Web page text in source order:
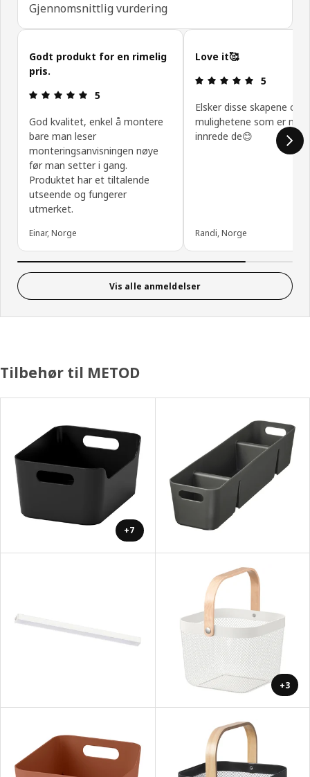
Gjennomsnittlig vurdering
Hopp over kundeanmeldelser
Godt produkt for en rimelig
pris.
Produktomtale: 5 ingen kundevurdering 5
5
God kvalitet, enkel å montere
bare man leser
monteringsanvisningen nøye
før man setter i gang.
Produktet har et tiltalende
utseende og fungerer
utmerket.
Einar, Norge
Love it🥰
5
Elsker disse skapene og
mulighetene som er
innrede de😊
Randi, Norge
Vis alle anmeldelser
Tilbehør til METOD
+7
+3